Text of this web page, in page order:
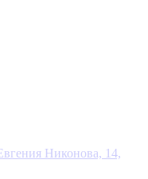
Никонова, 14,